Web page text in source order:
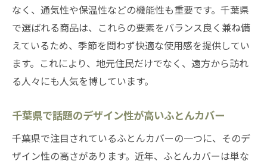
なく、通気性や保温性などの機能性も重要です。千葉県
で選ばれる商品は、これらの要素をバランス良く兼ね備
えているため、季節を問わず快適な使用感を提供してい
ます。これにより、地元住民だけでなく、遠方から訪れ
る人々にも人気を博しています。
千葉県で話題のデザイン性が高いふとんカバー
千葉県で注目されているふとんカバーの一つに、そのデ
ザイン性の高さがあります。近年、ふとんカバーは単な